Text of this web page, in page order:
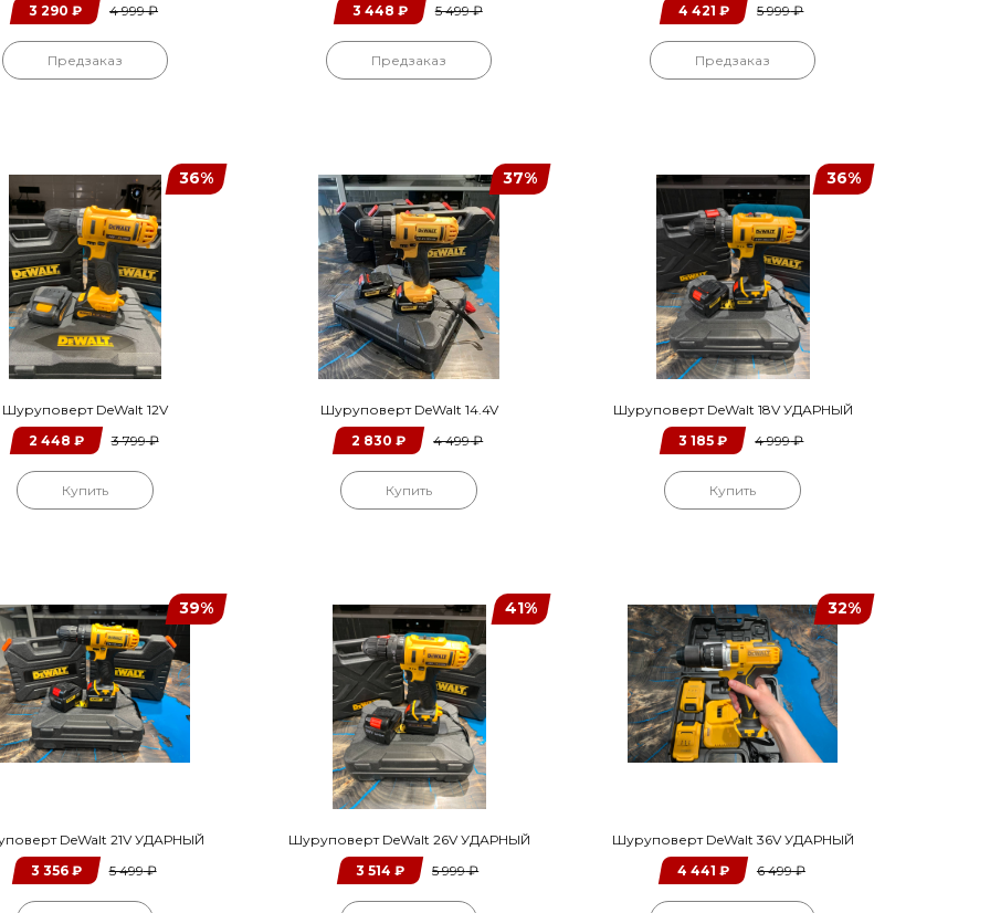
3 290 ₽ 4 999₽
Предзаказ
3 448 ₽ 5 499₽
Предзаказ
4 421 ₽ 5 999₽
Предзаказ
36%
Шуруповерт DeWalt 12V
2 448 ₽ 3 799₽
Купить
37%
Шуруповерт DeWalt 14.4V
2 830 ₽ 4 499₽
Купить
36%
Шуруповерт DeWalt 18V УДАРНЫЙ
3 185 ₽ 4 999₽
Купить
39%
DeWalt 21V УДАРНЫЙ
3 356₽ 5 499₽
41%
Шуруповерт DeWalt 26V УДАРНЫЙ
3 514 ₽ 5 999₽
32%
Шуруповерт DeWalt 36V УДАРНЫЙ
4 441 ₽ 6 499₽